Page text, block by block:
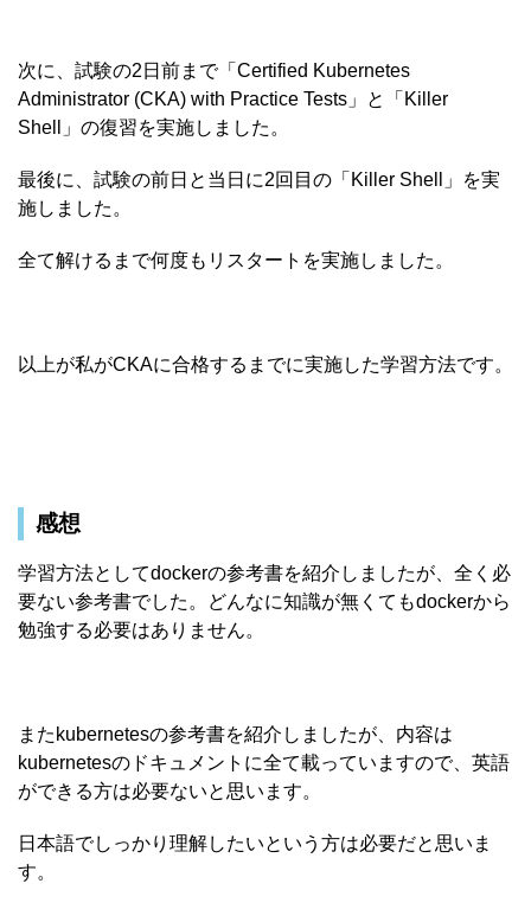
次に、試験の2日前まで「Certified Kubernetes
Administrator (CKA) with Practice Tests」と「Killer
Shell」の復習を実施しました。
最後に、試験の前日と当日に2回目の「Killer Shell」を実
施しました。
全て解けるまで何度もリスタートを実施しました。
以上が私がCKAに合格するまでに実施した学習方法です。
感想
学習方法としてdockerの参考書を紹介しましたが、全く必
要ない参考書でした。どんなに知識が無くてもdockerから
勉強する必要はありません。
またkubernetesの参考書を紹介しましたが、内容は
kubernetesのドキュメントに全て載っていますので、英語
ができる方は必要ないと思います。
日本語でしっかり理解したいという方は必要だと思いま
す。